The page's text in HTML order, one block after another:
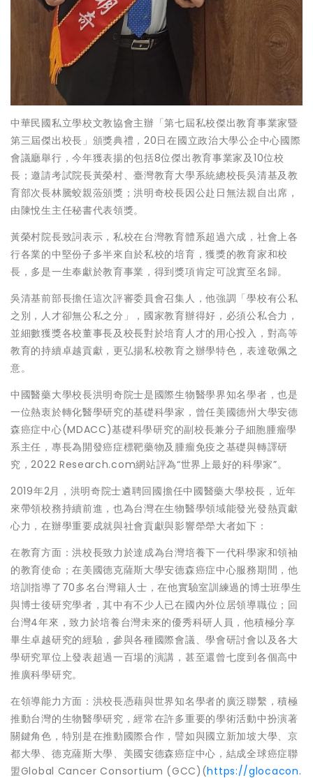
中華民國私立學校文教協會主辦「第七屆私校傑出教育事業家暨
第三屆傑出校長」頒獎典禮，20日在國立政治大學公企中心國際
會議廳舉行，今年獲表揚的包括8位傑出教育事業家及10位校
長；邀請考試院長黃榮村、臺灣教育大學系統總校長吳清基及教
育部次長林騰蛟親蒞頒獎；洪明奇校長因公赴日無法親自出席，
由陳悅生主任秘書代表領獎。
黃榮村院長致詞表示，私校在台灣教育體系超過六成，社會上各
行各業的中堅份子多半來自於私校的培育，獲獎的教育家和校
長，多是一生奉獻於教育事業，得到獎項肯定可說實至名歸。
吳清基前部長擔任這次評審委員會召集人，他強調「學校有公私
之別，人才卻無公私之分」，國家教育辦得好，必須公私合力，
並細數獲獎各校董事長及校長對於培育人才的用心投入，對高等
教育的持續卓越貢獻，更弘揚私校教育之辦學特色，表達敬佩之
意。
中國醫藥大學校長洪明奇院士是國際生物醫學界知名學者，也是
一位熱衷於轉化醫學研究的基礎科學家，曾任美國德州大學安德
森癌症中心(MDACC)基礎科學研究的副校長兼分子細胞腫瘤學
系主任，專長為開發癌症標靶藥物及腫瘤免疫之基礎與轉譯研
究，2022 Research.com網站評為“世界上最好的科學家”。
2019年2月，洪明奇院士遴聘回國擔任中國醫藥大學校長，近年
來帶領校務持續前進，也為台灣在生物醫學領域能發光發熱貢獻
心力，在辦學重要成就與社會貢獻與影響犖犖大者如下：
在教育方面：洪校長致力於達成為台灣培養下一代科學家和領袖
的教育使命；在美國德克薩斯大學安德森癌症中心服務期間，他
培訓指導了70多名台灣籍人士，在他實驗室訓練過的博士班學生
與博士後研究學者，其中有不少人已在國內外位居領導職位；回
台灣4年來，致力於培養台灣未來的優秀科研人員，他積極分享
畢生卓越研究的經驗，參與各種國際會議、學會研討會以及各大
學研究單位上發表超過一百場的演講，甚至還曾七度到各個高中
推廣科學研究。
在領導能力方面：洪校長憑藉與世界知名學者的廣泛聯繫，積極
推動台灣的生物醫學研究，經常在許多重要的學術活動中扮演著
關鍵角色，特別是在推動國際合作，譬如與國立新加坡大學、京
都大學、德克薩斯大學、美國安德森癌症中心，結成全球癌症聯
盟Global Cancer Consortium (GCC)(https://glocacon.